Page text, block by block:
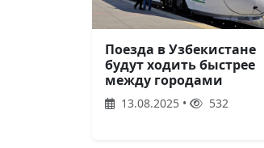
Поезда в Узбекистане
будут ходить быстрее
между городами
13.08.2025 • 532